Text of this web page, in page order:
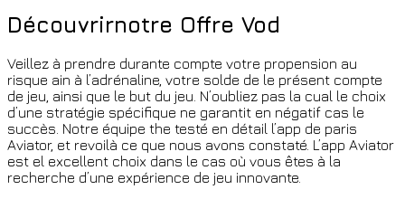
Découvrirnotre Offre Vod
Veillez à prendre durante compte votre propension au
risque ain à l’adrénaline, votre solde de le présent compte
de jeu, ainsi que le but du jeu. N’oubliez pas la cual le choix
d’une stratégie spécifique ne garantit en négatif cas le
succès. Notre équipe the testé en détail l’app de paris
Aviator, et revoilà ce que nous avons constaté. L’app Aviator
est el excellent choix dans le cas où vous êtes à la
recherche d’une expérience de jeu innovante.